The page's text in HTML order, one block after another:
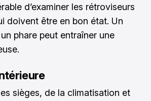
d’examiner les rétroviseurs
doivent être en bon état. Un
phare peut entraîner une
sièges, de la climatisation et